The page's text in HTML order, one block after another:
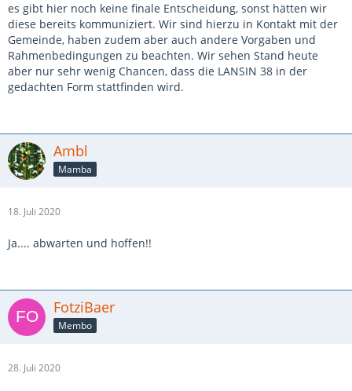
es gibt hier noch keine finale Entscheidung, sonst hätten wir
diese bereits kommuniziert. Wir sind hierzu in Kontakt mit der
Gemeinde, haben zudem aber auch andere Vorgaben und
Rahmenbedingungen zu beachten. Wir sehen Stand heute
aber nur sehr wenig Chancen, dass die LANSIN 38 in der
gedachten Form stattfinden wird.
Ambl
Mamba
18. Juli 2020
Ja.... abwarten und hoffen!!
FotziBaer
Membo
28. Juli 2020